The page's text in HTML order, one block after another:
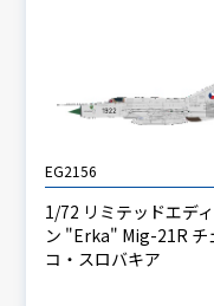
EG2156
1/72 リミテッドエデ
ン "Erka" Mig-21R チ
コ・スロバキア